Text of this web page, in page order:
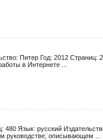
Питер Год: 2012 Страниц:
в Интернете ...
Язык: русский
руководстве, описывающем ...